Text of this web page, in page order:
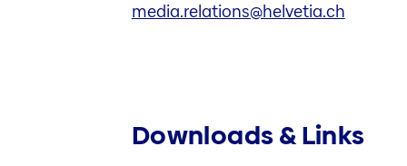
media.relations@helvetia.ch
Downloads & Links